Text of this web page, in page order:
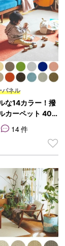
パネル
な14カラー！撥
カーペット 40c
ネル』
価に基づく5段
14 件